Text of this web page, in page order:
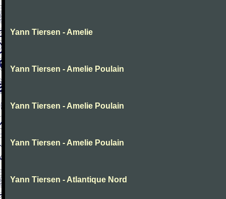
Yann Tiersen - Amelie
Yann Tiersen - Amelie Poulain
Yann Tiersen - Amelie Poulain
Yann Tiersen - Amelie Poulain
Yann Tiersen - Atlantique Nord